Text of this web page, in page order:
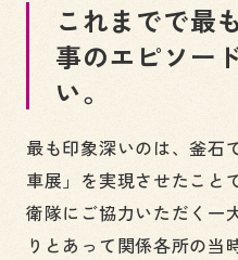
これまでで最
事のエピソー
い。
最も印象深いのは、釜石
車展」を実現させたこと
衛隊にご協力いただく一
りとあって関係各所の当